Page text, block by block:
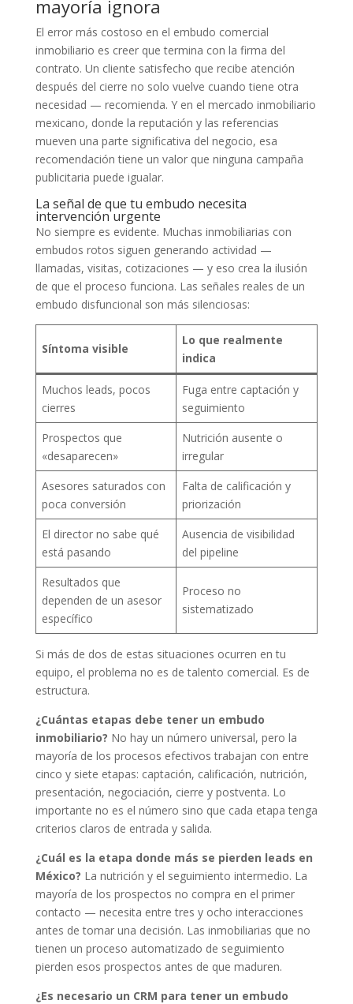
mayoría ignora
El error más costoso en el embudo comercial
inmobiliario es creer que termina con la firma del
contrato. Un cliente satisfecho que recibe atención
después del cierre no solo vuelve cuando tiene otra
necesidad — recomien­da. Y en el mercado inmobiliario
mexicano, donde la reputación y las referencias
mueven una parte significativa del negocio, esa
recomendación tiene un valor que ninguna campaña
publicitaria puede igualar.
La señal de que tu embudo necesita
intervención urgente
No siempre es evidente. Muchas inmobiliarias con
embudos rotos siguen generando actividad —
llamadas, visitas, cotizaciones — y eso crea la ilusión
de que el proceso funciona. Las señales reales de un
embudo disfuncional son más silenciosas:
Síntoma visible
Lo que realmente
indica
Muchos leads, pocos
cierres
Fuga entre captación y
seguimiento
Prospectos que
«desaparecen»
Nutrición ausente o
irregular
Asesores saturados con
poca conversión
Falta de calificación y
priorización
El director no sabe qué
está pasando
Ausencia de visibilidad
del pipeline
Resultados que
dependen de un asesor
específico
Proceso no
sistematizado
Si más de dos de estas situaciones ocurren en tu
equipo, el problema no es de talento comercial. Es de
estructura.
¿Cuántas etapas debe tener un embudo
inmobiliario? No hay un número universal, pero la
mayoría de los procesos efectivos trabajan con entre
cinco y siete etapas: captación, calificación, nutrición,
presentación, negociación, cierre y postventa. Lo
importante no es el número sino que cada etapa tenga
criterios claros de entrada y salida.
¿Cuál es la etapa donde más se pierden leads en
México? La nutrición y el seguimiento intermedio. La
mayoría de los prospectos no compra en el primer
contacto — necesita entre tres y ocho interacciones
antes de tomar una decisión. Las inmobiliarias que no
tienen un proceso automatizado de seguimiento
pierden esos prospectos antes de que maduren.
¿Es necesario un CRM para tener un embudo